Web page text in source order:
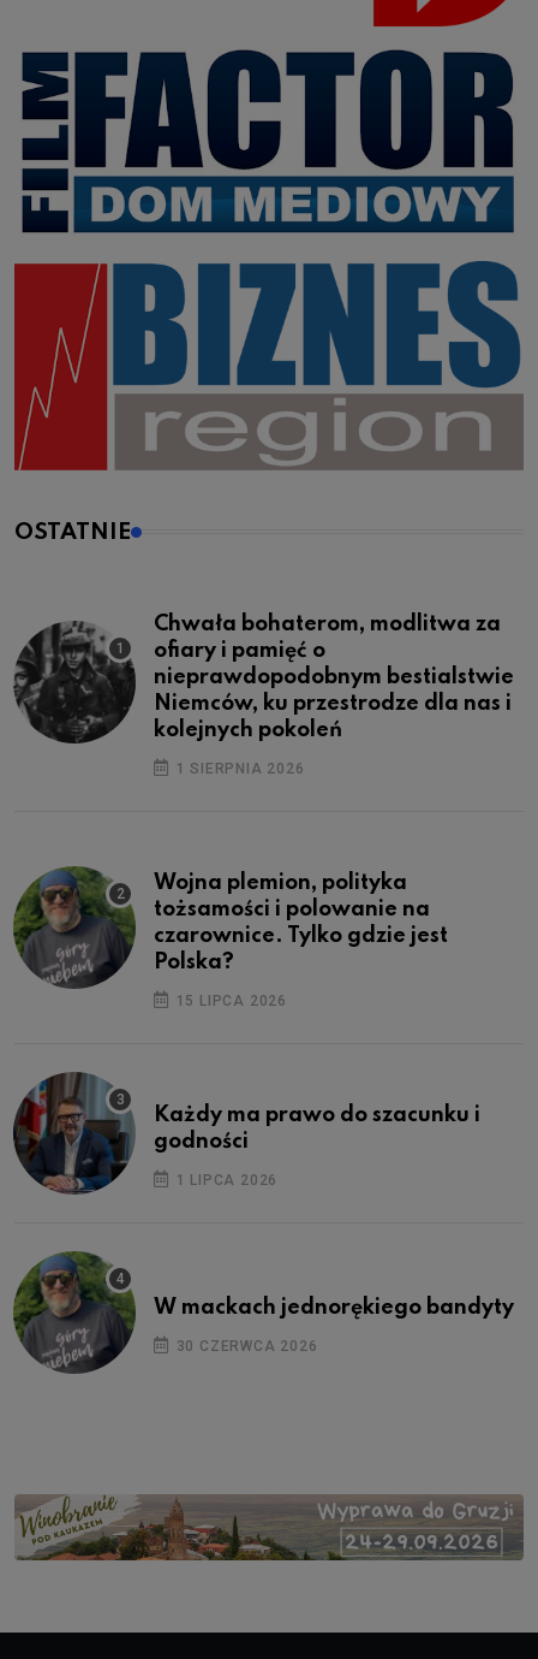
OSTATNIE
Chwała bohaterom, modlitwa za
ofiary i pamięć o
nieprawdopodobnym bestialstwie
Niemców, ku przestrodze dla nas i
kolejnych pokoleń
1 SIERPNIA 2026
Wojna plemion, polityka
tożsamości i polowanie na
czarownice. Tylko gdzie jest
Polska?
15 LIPCA 2026
Każdy ma prawo do szacunku i
godności
1 LIPCA 2026
W mackach jednorękiego bandyty
30 CZERWCA 2026